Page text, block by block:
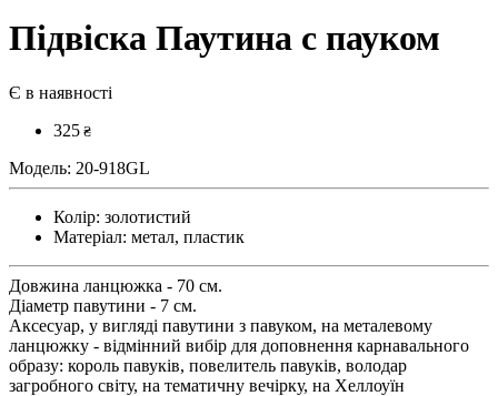
Підвіска Паутина с пауком
Є в наявності
325 ₴
Модель: 20-918GL
Колір: золотистий
Матеріал: метал, пластик
Довжина ланцюжка - 70 см.
Діаметр павутини - 7 см.
Аксесуар, у вигляді павутини з павуком, на металевому
ланцюжку - відмінний вибір для доповнення карнавального
образу: король павуків, повелитель павуків, володар
загробного світу, на тематичну вечірку, на Хеллоуїн